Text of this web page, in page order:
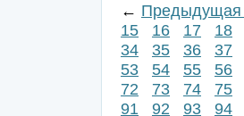
← Предыдущая
15
16 17
18
34
35 36
37
53
54 55
56
72
73 74
75
91
92 93
94